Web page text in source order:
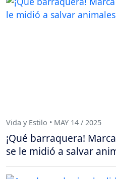
Vida y Estilo • MAY 14 / 2025
¡Qué barraquera!
se le midió a salvar